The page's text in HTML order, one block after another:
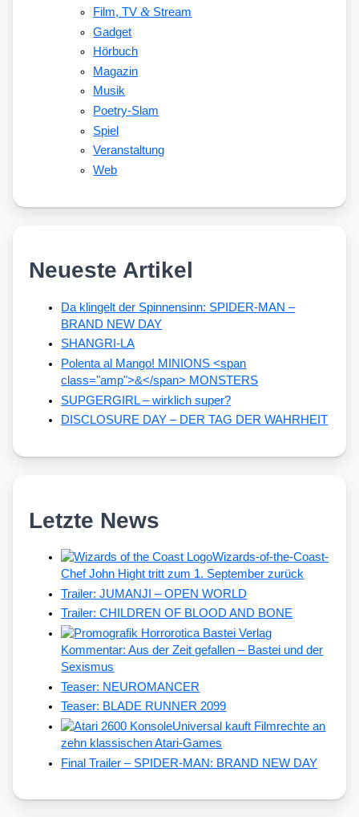
Film, TV&Stream
Gadget
Hörbuch
Magazin
Musik
Poetry-Slam
Spiel
Veranstaltung
Web
Neueste Artikel
Da klingelt der Spinnensinn: SPIDER-MAN –
BRAND NEW DAY
SHANGRI-LA
Polenta al Mango! MINIONS <span
class="amp">&</span> MONSTERS
SUPGERGIRL – wirklich super?
DISCLOSURE DAY – DER TAG DER WAHRHEIT
Letzte News
Wizards-of-the-Coast-
Chef John Hight tritt zum 1. September zurück
Trailer: JUMANJI – OPEN WORLD
Trailer: CHILDREN OF BLOOD AND BONE
Kommentar: Aus der Zeit gefallen – Bastei und der
Sexismus
Teaser: NEUROMANCER
Teaser: BLADE RUNNER 2099
Universal kauft Filmrechte an
zehn klassischen Atari-Games
Final Trailer – SPIDER-MAN: BRAND NEW DAY